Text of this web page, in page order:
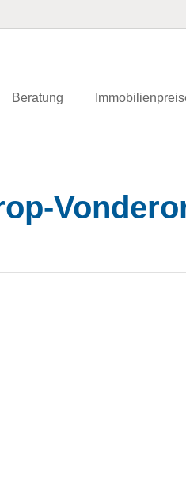
Beratung